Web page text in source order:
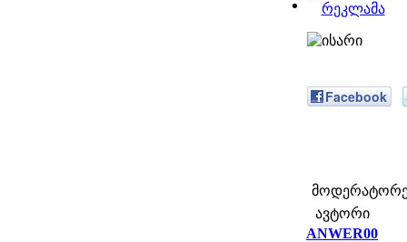
რეკლამა
Facebook
ავტორი
ANWER00